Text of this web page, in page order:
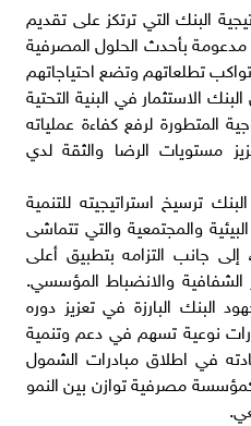
البنك التي ترتكز على تقديم
مدعومة بأحدث الحلول المصرفية
تواكب تطلعاتهم وتضع احتياجاتهم
الاستثمار في البنية التحتية
المتطورة لرفع كفاءة عملياته
مستويات الرضا والثقة لدي
ترسيخ استراتيجيته للتنمية
والمجتمعية والتي تتماشى
جانب التزامه بتطبيق أعلى
الشفافية والانضباط المؤسسي.
البنك البارزة في تعزيز دوره
نوعية تسهم في دعم وتنمية
في اطلاق مبادرات الشمول
مصرفية توازن بين النمو